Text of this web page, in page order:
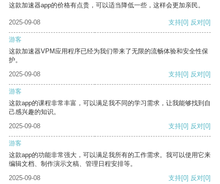
这款加速器app的价格有点贵，可以适当降低一些，这样会更加亲民。
2025-09-08 支持[0] 反对[0]
游客
这款加速器VPM应用程序已经为我们带来了无限的流畅体验和安全性保
护。
2025-09-08
支持[0] 反对[0]
游客
这款app的课程非常丰富，可以满足我不同的学习需求，让我能够找到自
己感兴趣的知识。
2025-09-08
支持[0] 反对[0]
游客
这款app的功能非常强大，可以满足我所有的工作需求。我可以使用它来
编辑文档、制作演示文稿、管理日程安排等。
2025-09-08
支持[0] 反对[0]